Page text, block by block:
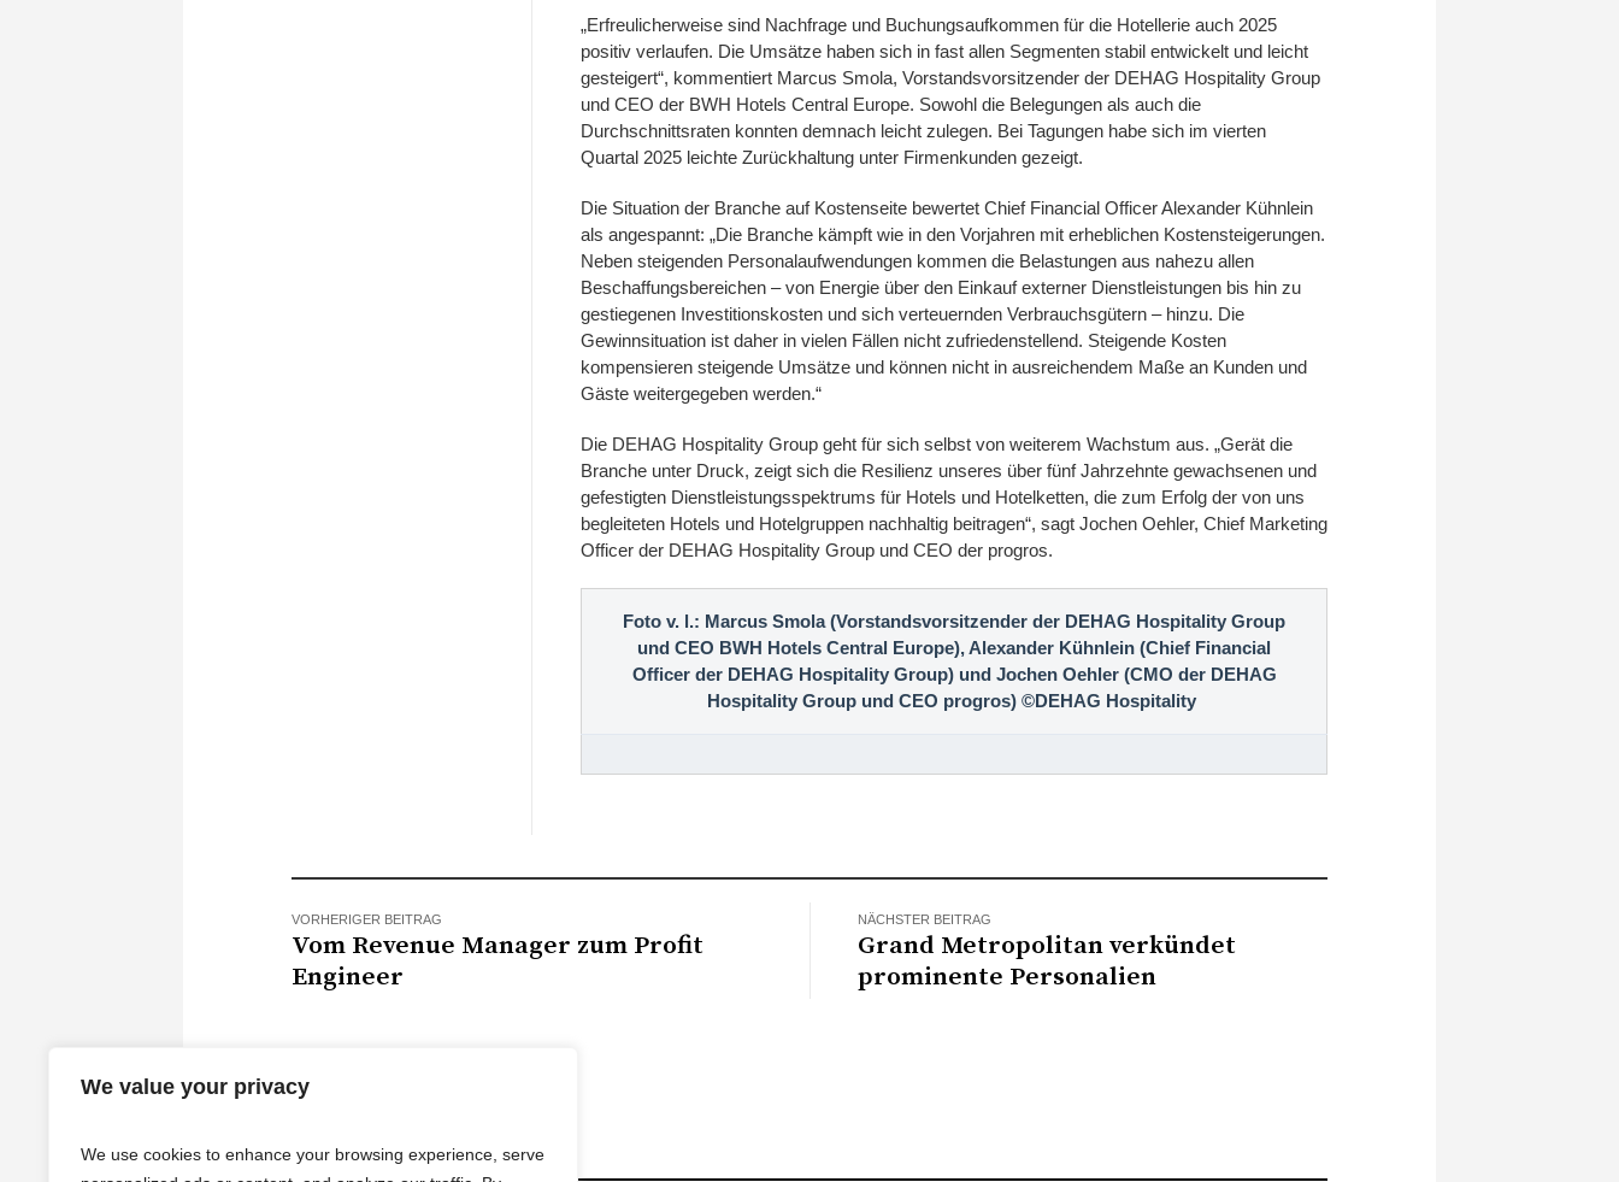
We value your privacy
We use cookies to enhance your browsing experience, serve
„Erfreulicherweise sind Nachfrage und Buchungsaufkommen für die Hotellerie auch 2025
positiv verlaufen. Die Umsätze haben sich in fast allen Segmenten stabil entwickelt und leicht
gesteigert“, kommentiert Marcus Smola, Vorstandsvorsitzender der DEHAG Hospitality Group
und CEO der BWH Hotels Central Europe. Sowohl die Belegungen als auch die
Durchschnittsraten konnten demnach leicht zulegen. Bei Tagungen habe sich im vierten
Quartal 2025 leichte Zurückhaltung unter Firmenkunden gezeigt.
Die Situation der Branche auf Kostenseite bewertet Chief Financial Officer Alexander Kühnlein
als angespannt: „Die Branche kämpft wie in den Vorjahren mit erheblichen Kostensteigerungen.
Neben steigenden Personalaufwendungen kommen die Belastungen aus nahezu allen
Beschaffungsbereichen – von Energie über den Einkauf externer Dienstleistungen bis hin zu
gestiegenen Investitionskosten und sich verteuernden Verbrauchsgütern – hinzu. Die
Gewinnsituation ist daher in vielen Fällen nicht zufriedenstellend. Steigende Kosten
kompensieren steigende Umsätze und können nicht in ausreichendem Maße an Kunden und
Gäste weitergegeben werden.“
Die DEHAG Hospitality Group geht für sich selbst von weiterem Wachstum aus. „Gerät die
Branche unter Druck, zeigt sich die Resilienz unseres über fünf Jahrzehnte gewachsenen und
gefestigten Dienstleistungsspektrums für Hotels und Hotelketten, die zum Erfolg der von uns
begleiteten Hotels und Hotelgruppen nachhaltig beitragen“, sagt Jochen Oehler, Chief Marketing
Officer der DEHAG Hospitality Group und CEO der progros.
Foto v. l.: Marcus Smola (Vorstandsvorsitzender der DEHAG Hospitality Group
und CEO BWH Hotels Central Europe), Alexander Kühnlein (Chief Financial
Officer der DEHAG Hospitality Group) und Jochen Oehler (CMO der DEHAG
Hospitality Group und CEO progros) ©DEHAG Hospitality
VORHERIGER BEITRAG
Vom Revenue Manager zum Profit
Engineer
NÄCHSTER BEITRAG
Grand Metropolitan verkündet
prominente Personalien